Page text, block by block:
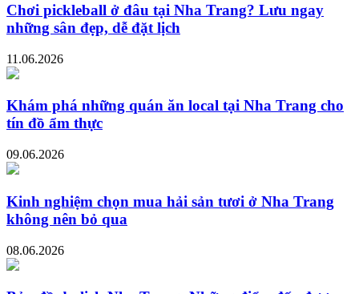
Chơi pickleball ở đâu tại Nha Trang? Lưu ngay
những sân đẹp, dễ đặt lịch
11.06.2026
Khám phá những quán ăn local tại Nha Trang cho
tín đồ ẩm thực
09.06.2026
Kinh nghiệm chọn mua hải sản tươi ở Nha Trang
không nên bỏ qua
08.06.2026